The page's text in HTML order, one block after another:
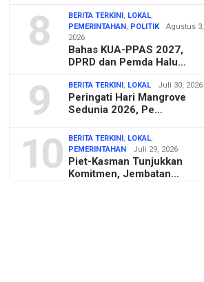
8 BERITA TERKINI , LOKAL,
PEMERINTAHAN , POLITIK
Agustus 3,
2026
Bahas KUA-PPAS 2027,
DPRD dan Pemda Halu…
9 BERITA TERKINI , LOKAL Juli 30, 2026
Peringati Hari Mangrove
Sedunia 2026, Pe…
10 BERITA TERKINI , LOKAL,
PEMERINTAHAN
Juli 29, 2026
Piet-Kasman Tunjukkan
Komitmen, Jembatan…